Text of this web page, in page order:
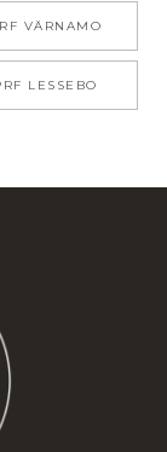
VÄRNAMO
LESSEBO